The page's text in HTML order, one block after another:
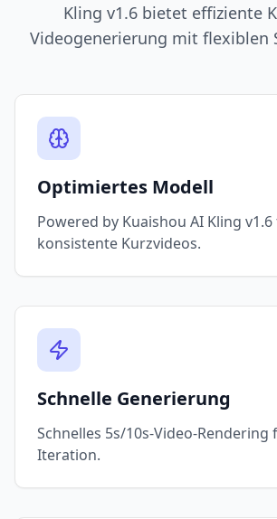
Kling v1.6 bietet effiziente
Videogenerierung mit flexiblen
Optimiertes Modell
Powered by Kuaishou AI Kling
konsistente Kurzvideos.
Schnelle Generierung
Schnelles 5s/10s-Video-Rendering
Iteration.